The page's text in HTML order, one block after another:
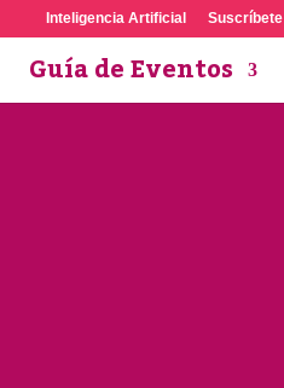
Inteligencia Artificial Suscríbete
Guía de Eventos